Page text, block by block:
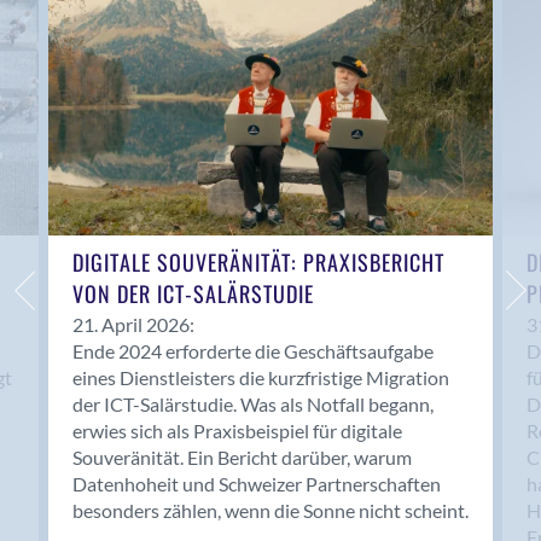
Anwil
Appenzell
Au SG
Baar
Baden
Balsthal
Balzers
Basel
Bassersdorf
Belp
Bendern
Benken (SG)
Bergdietikon
Berlin
Bern
Bern - Liebefeld
DIGITALE SOUVERÄNITÄT: PRAXISBERICHT
VON DER ICT-SALÄRSTUDIE
21. April 2026:
Ende 2024 erforderte die Geschäftsaufgabe
eines Dienstleisters die kurzfristige Migration
der ICT-Salärstudie. Was als Notfall begann,
erwies sich als Praxisbeispiel für digitale
Souveränität. Ein Bericht darüber, warum
Datenhoheit und Schweizer Partnerschaften
besonders zählen, wenn die Sonne nicht scheint.